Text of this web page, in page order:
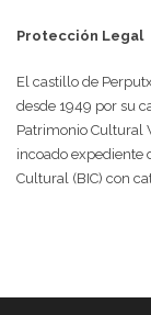
Protección Legal
El castillo de
desde 1949 por su
Patrimonio Cultural
incoado expediente
Cultural (BIC) con